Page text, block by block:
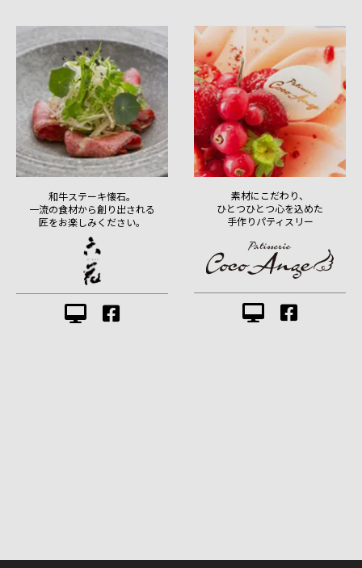
和牛ステーキ懐石。
一流の食材から創り出される
匠をお楽しみください。
素材にこだわり、
ひとつひとつ心を込めた
手作りパティスリー